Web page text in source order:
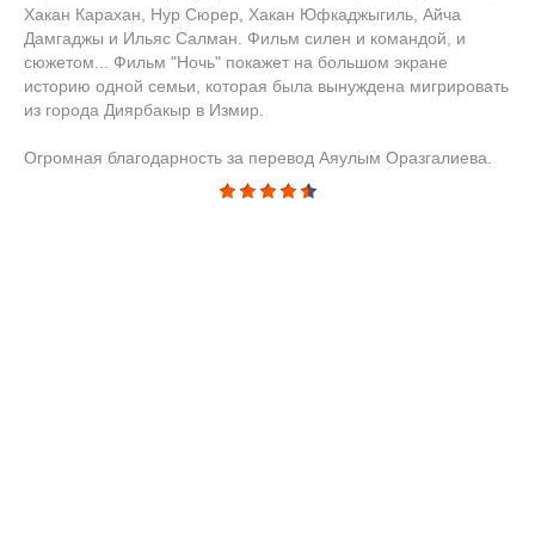
Хакан Карахан, Нур Сюрер, Хакан Юфкаджыгиль, Айча
Дамгаджы и Ильяс Салман. Фильм силен и командой, и
сюжетом... Фильм "Ночь" покажет на большом экране
историю одной семьи, которая была вынуждена мигрировать
из города Диярбакыр в Измир.
Огромная благодарность за перевод Аяулым Оразгалиева.